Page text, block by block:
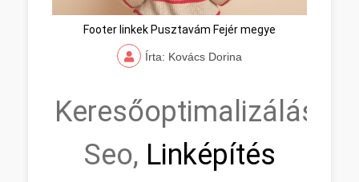
Footer linkek Pusztavám Fejér megye
Írta: Kovács Dorina
Keresőoptimalizálás,
Seo, Linképítés